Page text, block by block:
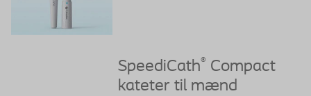
SpeediCath® Compact
kateter til mænd